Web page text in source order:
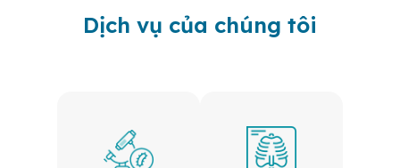
Dịch vụ của chúng tôi